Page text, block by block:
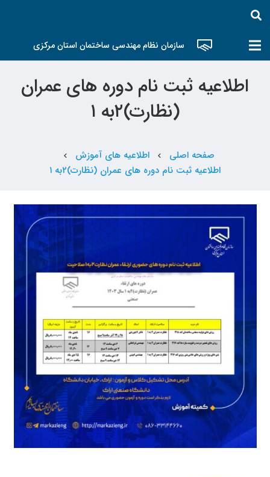
سازمان نظام مهندسی ساختمان استان مرکزی
اطلاعیه ثبت نام دوره های عمران
(نظارت)۲به ۱
صفحه اصلی chevron_left اطلاعیه های آموزش chevron_left
اطلاعیه ثبت نام دوره های عمران (نظارت)۲به ۱